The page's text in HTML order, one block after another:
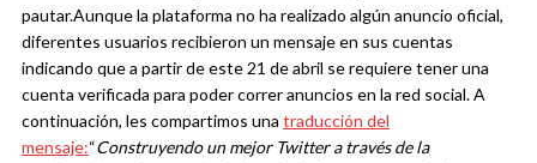
pautar.Aunque la plataforma no ha realizado algún anuncio oficial,
diferentes usuarios recibieron un mensaje en sus cuentas
indicando que a partir de este 21 de abril se requiere tener una
cuenta verificada para poder correr anuncios en la red social. A
continuación, les compartimos una traducción del
mensaje:“Construyendo un mejor Twitter a través de la